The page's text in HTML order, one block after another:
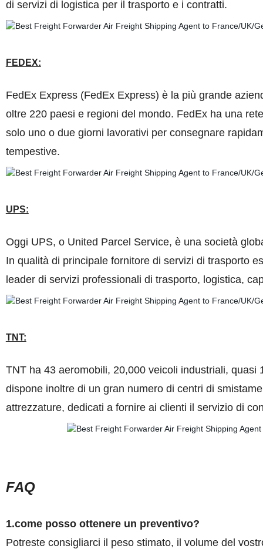
di servizi di logistica per il trasporto e i contratti.
FEDEX:
FedEx Express (FedEx Express) è la più grande
oltre 220 paesi e regioni del mondo. FedEx ha una
solo uno o due giorni lavorativi per consegnare
tempestive.
UPS:
Oggi UPS, o United Parcel Service, è una società
In qualità di principale fornitore di servizi di trasporto
leader di servizi professionali di trasporto, logistica,
TNT:
TNT ha 43 aeromobili, 20,000 veicoli industriali,
dispone inoltre di un gran numero di centri di
attrezzature, dedicati a fornire ai clienti il servizio di
FAQ
1.come posso ottenere un preventivo?
Potreste consigliarci il peso stimato, il volume del